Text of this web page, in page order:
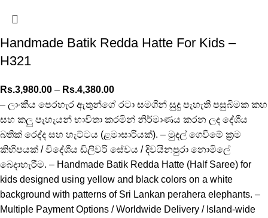
Handmade Batik Redda Hatte For Kids –
H321
Rs.3,980.00 – Rs.4,380.00
– ලාංකීය පෙරහැර ඇතුන්ගේ රටා සමගින් සුදු පැහැති පසුබිමක කහ
සහ කලු පැහැයන් භාවිතා කරමින් නිර්මාණය කරන ලද දේශීය
බතික් රෙද්ද සහ හැට්ටය (ළමාසාරියක්). – මුදල් ගෙවීමේ ක්‍රම
කිහිපයක් / විදේශීය ඩිලිවරි සේවය / දිවයිනපුරා නොමිලේ
බෙදාහැරීම. – Handmade Batik Redda Hatte (Half Saree) for
kids designed using yellow and black colors on a white
background with patterns of Sri Lankan perahera elephants. –
Multiple Payment Options / Worldwide Delivery / Island-wide